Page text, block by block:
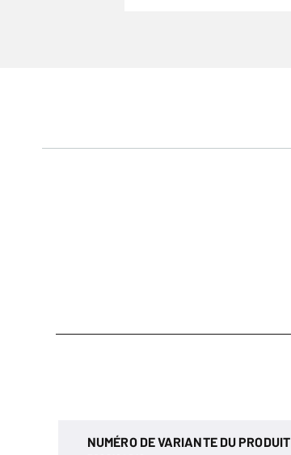
NUMÉRO DE VARIANTE DU PRODUIT